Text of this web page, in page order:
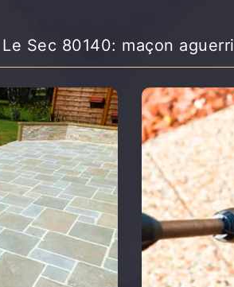
Sec 80140: maçon aguerri